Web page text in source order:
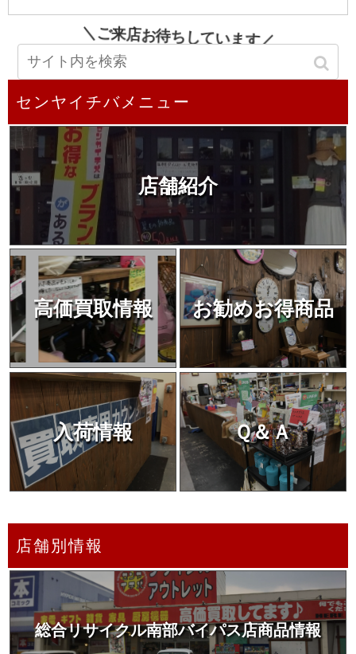
＼ご来店お待ちしています／
センヤイチバメニュー
店舗紹介
高価買取情報 お勧めお得商品
入荷情報 Ｑ＆Ａ
店舗別情報
総合リサイクル南部バイパス店商品情報